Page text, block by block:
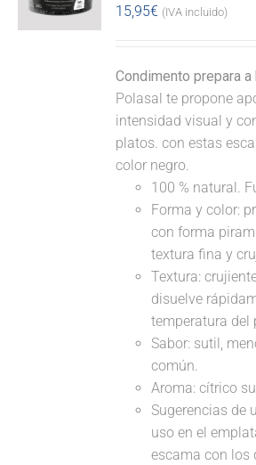
15,95€ (IVA incluido)
Condimento prepara
Polasal te propone
intensidad visual y
platos. con estas
color negro.
100 % natural.
Forma y color:
con forma
textura fina y
Textura:
disuelve
temperatura del
Sabor: sutil,
común.
Aroma: cítrico
Sugerencias de
uso en el
escama con los